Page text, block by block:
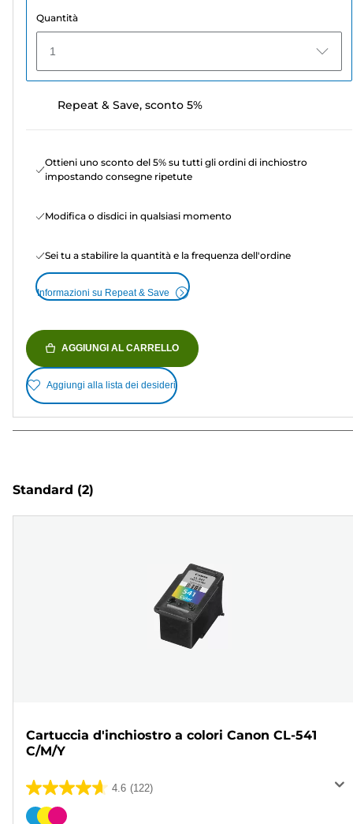
Quantità
1
Repeat & Save, sconto 5%
Ottieni uno sconto del 5% su tutti gli ordini di inchiostro
impostando consegne ripetute
Modifica o disdici in qualsiasi momento
Sei tu a stabilire la quantità e la frequenza dell'ordine
Informazioni su Repeat & Save
AGGIUNGI AL CARRELLO
Aggiungi alla lista dei desideri
Standard (2)
Cartuccia d'inchiostro a colori Canon CL-541
C/M/Y
4.6 (122)
4.6
su
Cartuccia